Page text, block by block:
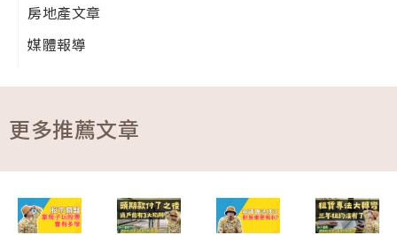
房地產文章
媒體報導
更多推薦文章